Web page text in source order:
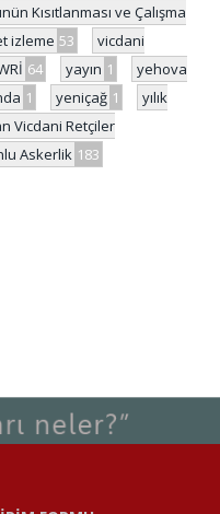
Kısıtlanması ve Çalışma
izleme 53
vicdani
64 yayın 1
yehova
1 yeniçağ 1
yılık
Vicdani Retçiler
Askerlik 183